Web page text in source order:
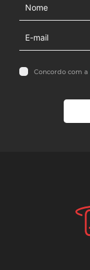
Concordo com a